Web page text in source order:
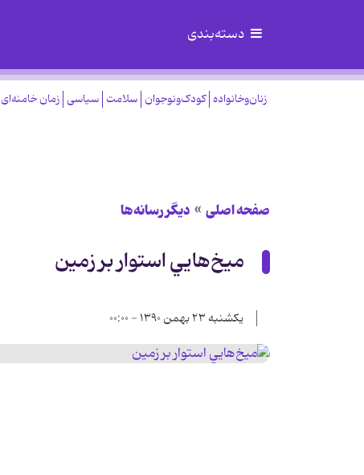
دسته‌بندی
زنان‌وخانواده کودک‌ونوجوان سلامت سیاسی زمان خامنه‌ای
صفحه اصلی دیگر رسانه‌ها
ميخ‌هايي استوار بر زمين
یکشنبه ۲۳ بهمن ۱۳۹۰ - ۰۰:۰۰